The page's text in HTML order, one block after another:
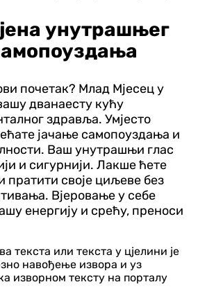
унутрашњег
почетак? Млад Мјесец у
дванаесту кућу
здравља. Умјесто
јачање самопоуздања и
Ваш унутрашњи глас
и сигурнији. Лакше ћете
пратити своје циљеве без
Вјеровање у себе
енергију и срећу, преноси
текста или текста у цјелини је
навођење извора и уз
изворном тексту на порталу